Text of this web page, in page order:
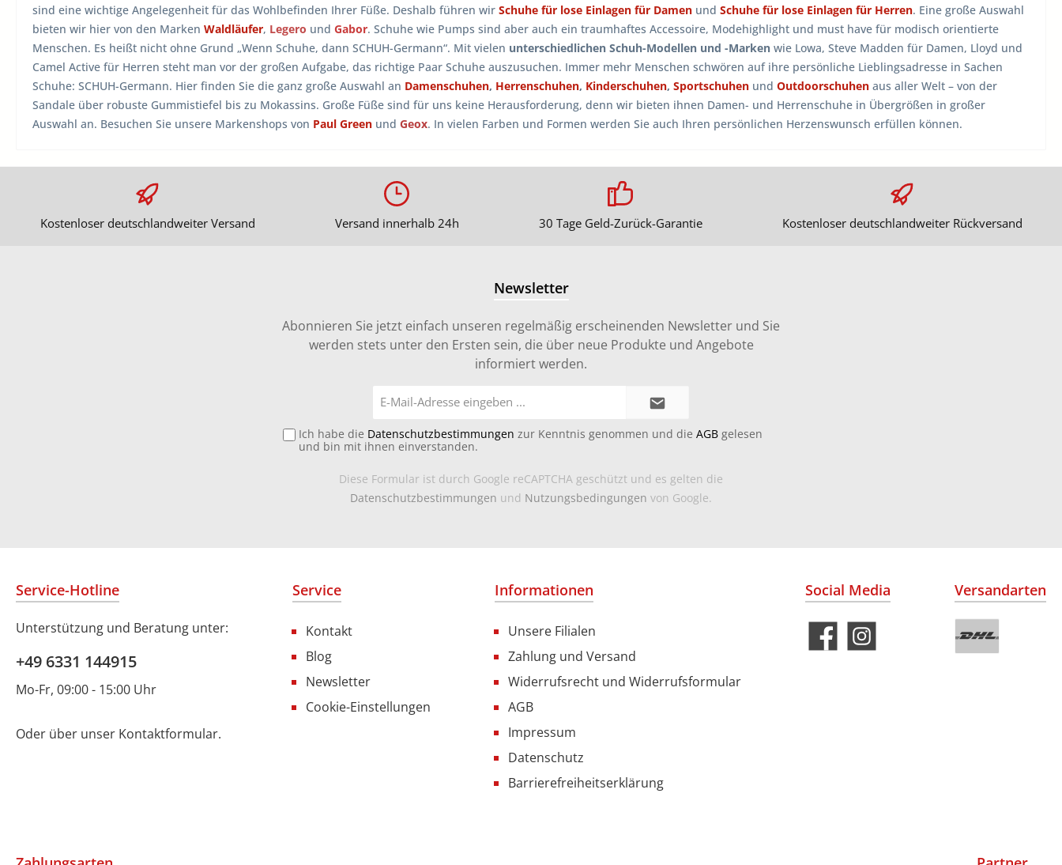
sind eine wichtige Angelegenheit für das Wohlbefinden Ihrer Füße. Deshalb führen wir Schuhe für lose Einlagen für Damen und Schuhe für lose Einlagen für Herren. Eine große Auswahl
bieten wir hier von den Marken Waldläufer, Legero und Gabor. Schuhe wie Pumps sind aber auch ein traumhaftes Accessoire, Modehighlight und must have für modisch orientierte
Menschen. Es heißt nicht ohne Grund „Wenn Schuhe, dann SCHUH-Germann“. Mit vielen unterschiedlichen Schuh-Modellen und -Marken wie Lowa, Steve Madden für Damen, Lloyd und
Camel Active für Herren steht man vor der großen Aufgabe, das richtige Paar Schuhe auszusuchen. Immer mehr Menschen schwören auf ihre persönliche Lieblingsadresse in Sachen
Schuhe: SCHUH-Germann. Hier finden Sie die ganz große Auswahl an Damenschuhen, Herrenschuhen, Kinderschuhen, Sportschuhen und Outdoorschuhen aus aller Welt – von der
Sandale über robuste Gummistiefel bis zu Mokassins. Große Füße sind für uns keine Herausforderung, denn wir bieten ihnen Damen- und Herrenschuhe in Übergrößen in großer
Auswahl an. Besuchen Sie unsere Markenshops von Paul Green und Geox. In vielen Farben und Formen werden Sie auch Ihren persönlichen Herzenswunsch erfüllen können.
Kostenloser deutschlandweiter Versand Versand innerhalb 24h 30 Tage Geld-Zurück-Garantie Kostenloser deutschlandweiter Rückversand
Newsletter
Abonnieren Sie jetzt einfach unseren regelmäßig erscheinenden Newsletter und Sie
werden stets unter den Ersten sein, die über neue Produkte und Angebote
informiert werden.
Mail-
Ich habe die Datenschutzbestimmungen zur Kenntnis genommen und die AGB gelesen
und bin mit ihnen einverstanden.
Diese Formular ist durch Google reCAPTCHA geschützt und es gelten die
Datenschutzbestimmungen und Nutzungsbedingungen von Google.
Service-Hotline
Unterstützung und Beratung unter:
+49 6331 144915
Mo-Fr, 09:00 - 15:00 Uhr
Oder über unser Kontaktformular.
Service
Kontakt
Blog
Newsletter
Cookie-Einstellungen
Informationen
Unsere Filialen
Zahlung und Versand
Widerrufsrecht und Widerrufsformular
AGB
Impressum
Datenschutz
Barrierefreiheitserklärung
Social Media Versandarten